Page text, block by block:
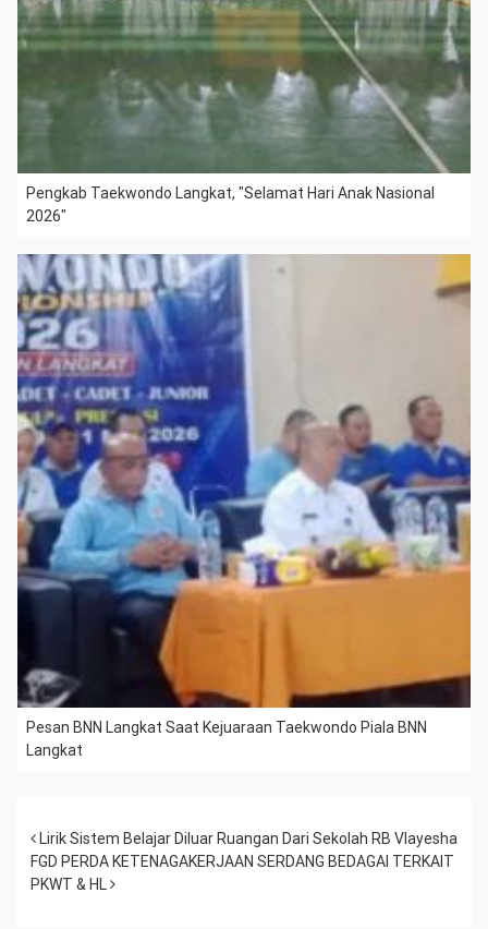
Pengkab Taekwondo Langkat, "Selamat Hari Anak Nasional
2026"
Pesan BNN Langkat Saat Kejuaraan Taekwondo Piala BNN
Langkat
Post navigation
Lirik Sistem Belajar Diluar Ruangan Dari Sekolah RB Vlayesha
FGD PERDA KETENAGAKERJAAN SERDANG BEDAGAI TERKAIT
PKWT & HL